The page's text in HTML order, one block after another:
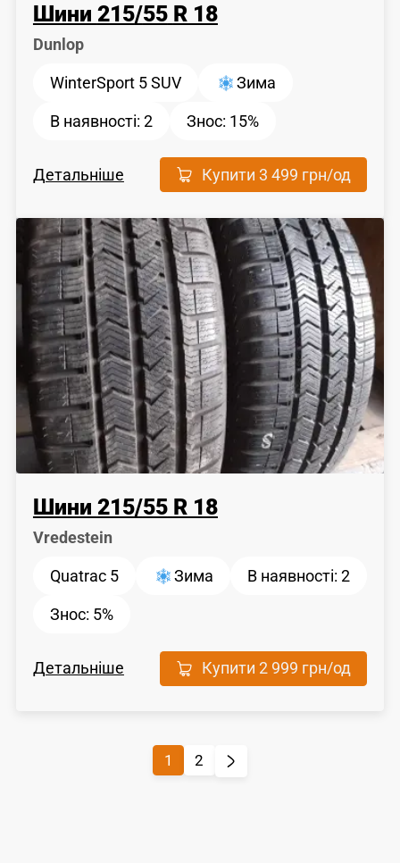
Шини 215/55 R 18
Dunlop
WinterSport 5 SUV Зима
В наявності: 2 Знос: 15%
Детальніше Купити3 499 грн/од
Шини 215/55 R 18
Vredestein
Quatrac 5 Зима В наявності: 2
Знос: 5%
Детальніше Купити2 999 грн/од
1 2